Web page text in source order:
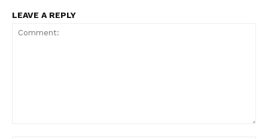
LEAVE A REPLY